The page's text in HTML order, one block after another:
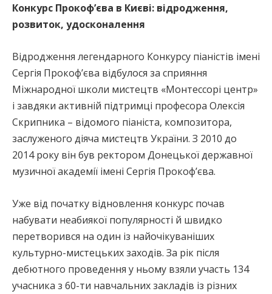
Конкурс Прокоф’єва в Києві: відродження,
розвиток, удосконалення
Відродження легендарного Конкурсу піаністів імені
Сергія Прокоф’єва відбулося за сприяння
Міжнародної школи мистецтв «Монтессорі центр»
і завдяки активній підтримці професора Олексія
Скрипника – відомого піаніста, композитора,
заслуженого діяча мистецтв України. З 2010 до
2014 року він був ректором Донецької державної
музичної академії імені Сергія Прокоф’єва.
Уже від початку відновлення конкурс почав
набувати неабиякої популярності й швидко
перетворився на один із найочікуваніших
культурно-мистецьких заходів. За рік після
дебютного проведення у ньому взяли участь 134
учасника з 60-ти навчальних закладів із різних